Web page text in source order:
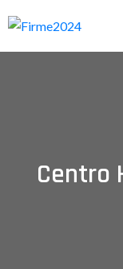
Centro